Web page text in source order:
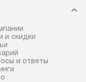
и скидки
и ответы